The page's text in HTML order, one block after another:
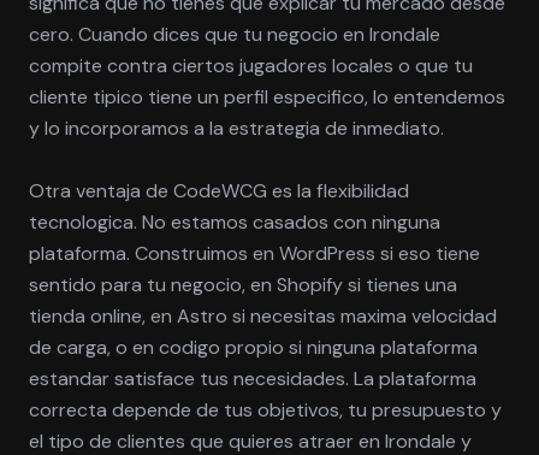
cero. Cuando dices que tu negocio en Irondale
compite contra ciertos jugadores locales o que tu
cliente tipico tiene un perfil especifico, lo entendemos
y lo incorporamos a la estrategia de inmediato.
Otra ventaja de CodeWCG es la flexibilidad
tecnologica. No estamos casados con ninguna
plataforma. Construimos en WordPress si eso tiene
sentido para tu negocio, en Shopify si tienes una
tienda online, en Astro si necesitas maxima velocidad
de carga, o en codigo propio si ninguna plataforma
estandar satisface tus necesidades. La plataforma
correcta depende de tus objetivos, tu presupuesto y
el tipo de clientes que quieres atraer en Irondale y